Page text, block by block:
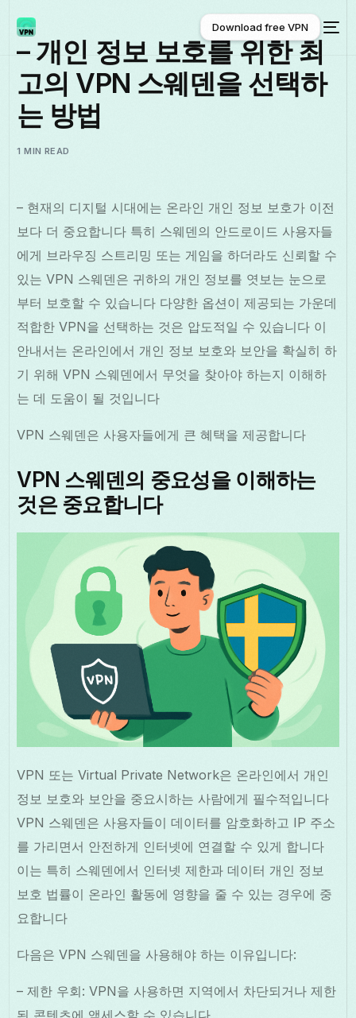
한국어
Download free VPN
Download free VPN
– 개인 정보 보호를 위한 최
고의 VPN 스웨덴을 선택하
는 방법
1 MIN READ
– 현재의 디지털 시대에는 온라인 개인 정보 보호가 이전
보다 더 중요합니다 특히 스웨덴의 안드로이드 사용자들
에게 브라우징 스트리밍 또는 게임을 하더라도 신뢰할 수
있는 VPN 스웨덴은 귀하의 개인 정보를 엿보는 눈으로
부터 보호할 수 있습니다 다양한 옵션이 제공되는 가운데
적합한 VPN을 선택하는 것은 압도적일 수 있습니다 이
안내서는 온라인에서 개인 정보 보호와 보안을 확실히 하
기 위해 VPN 스웨덴에서 무엇을 찾아야 하는지 이해하
는 데 도움이 될 것입니다
VPN 스웨덴은 사용자들에게 큰 혜택을 제공합니다
VPN 스웨덴의 중요성을 이해하는
것은 중요합니다
VPN 또는 Virtual Private Network은 온라인에서 개인
정보 보호와 보안을 중요시하는 사람에게 필수적입니다
VPN 스웨덴은 사용자들이 데이터를 암호화하고 IP 주소
를 가리면서 안전하게 인터넷에 연결할 수 있게 합니다
이는 특히 스웨덴에서 인터넷 제한과 데이터 개인 정보
보호 법률이 온라인 활동에 영향을 줄 수 있는 경우에 중
요합니다
다음은 VPN 스웨덴을 사용해야 하는 이유입니다:
– 제한 우회: VPN을 사용하면 지역에서 차단되거나 제한